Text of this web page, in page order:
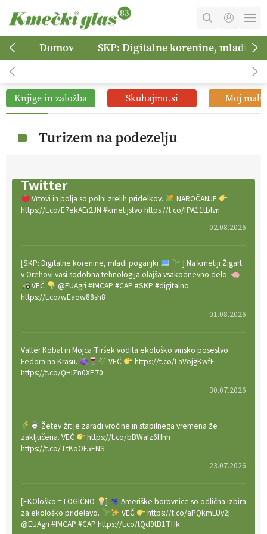
MOJ RAČUN
NAROČITE SE
OGLASNO TRŽENJE
Domov SKP: Digitalne korenine, mladi
Knjige in založba Skuhajmo.si Moj mali
Turizem na podezelju
Twitter
Vrtovi in polja so polni zrelih pridelkov.
NAROČANJE
https://t.co/E7ekAEr2JN #kmetijstvo https://t.co/fPA11tblvn
02.08.2026
[SKP: Digitalne korenine, mladi poganjki
] Na kmetiji Žigart
v Orehovi vasi sodobna tehnologija olajša vsakodnevno delo.
VEČ
@EUAgri #IMCAP #CAP #SKP #digitalno
https://t.co/wEaow88sh8
01.08.2026
Valter Kobal in Mojca Tiršek vodita ekološko vinsko posestvo
Fedora na Krasu.
VEČ
https://t.co/LaVojgKwfF
https://t.co/QHIZn0XP70
30.07.2026
Žetev žit je zaradi vročine in stabilnega vremena že
zaključena. VEČ
https://t.co/bBWaIz6Hhh
https://t.co/TtKoOF5ENS
23.07.2026
[EKOloško = LOGIČNO ]
Ameriške borovnice so odlična izbira
za ekološko pridelavo.
VEČ
https://t.co/aPQkmLUy2j
@EUAgri #IMCAP #CAP https://t.co/tQd9tB1THk